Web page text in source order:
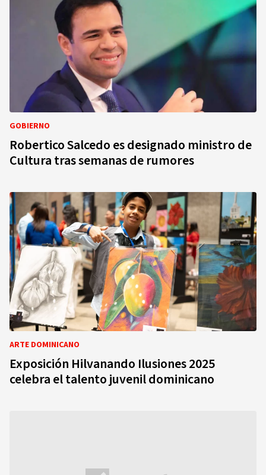
GOBIERNO
Robertico Salcedo es designado ministro de
Cultura tras semanas de rumores
ARTE DOMINICANO
Exposición Hilvanando Ilusiones 2025
celebra el talento juvenil dominicano